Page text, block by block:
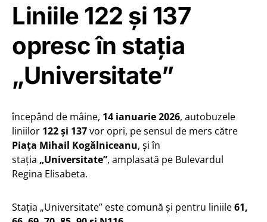
Liniile 122 și 137
opresc în stația
„Universitate”
începând de mâine, 14 ianuarie 2026, autobuzele
liniilor 122 și 137vor opri, pe sensul de mers către
Piața Mihail Kogălniceanu, și în
stația „Universitate”, amplasată pe Bulevardul
Regina Elisabeta.
Stația „Universitate” este comună și pentru liniile61,